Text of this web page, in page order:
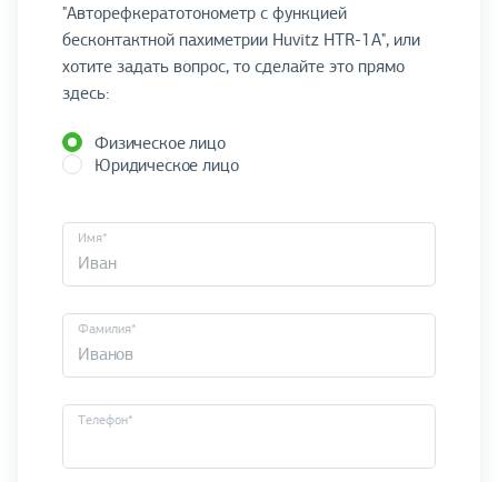
"Авторефкератотонометр с функцией
бесконтактной пахиметрии Huvitz HTR-1A", или
хотите задать вопрос, то сделайте это прямо
здесь:
Физическое лицо
Юридическое лицо
Имя*
Фамилия*
Телефон*